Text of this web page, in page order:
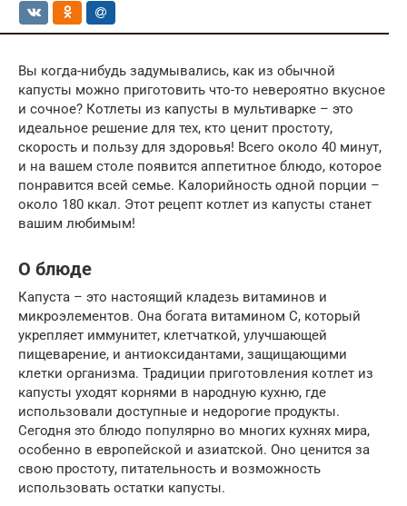
Вы когда-нибудь задумывались, как из обычной
капусты можно приготовить что-то невероятно вкусное
и сочное? Котлеты из капусты в мультиварке – это
идеальное решение для тех, кто ценит простоту,
скорость и пользу для здоровья! Всего около 40 минут,
и на вашем столе появится аппетитное блюдо, которое
понравится всей семье. Калорийность одной порции –
около 180 ккал. Этот рецепт котлет из капусты станет
вашим любимым!
О блюде
Капуста – это настоящий кладезь витаминов и
микроэлементов. Она богата витамином C, который
укрепляет иммунитет, клетчаткой, улучшающей
пищеварение, и антиоксидантами, защищающими
клетки организма. Традиции приготовления котлет из
капусты уходят корнями в народную кухню, где
использовали доступные и недорогие продукты.
Сегодня это блюдо популярно во многих кухнях мира,
особенно в европейской и азиатской. Оно ценится за
свою простоту, питательность и возможность
использовать остатки капусты.